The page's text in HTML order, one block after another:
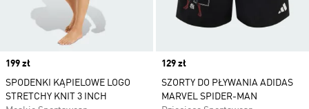
Price
199 zł
SPODENKI KĄPIELOWE LOGO
STRETCHY KNIT 3 INCH
Price
129 zł
SZORTY DO PŁYWANIA ADIDAS
MARVEL SPIDER-MAN